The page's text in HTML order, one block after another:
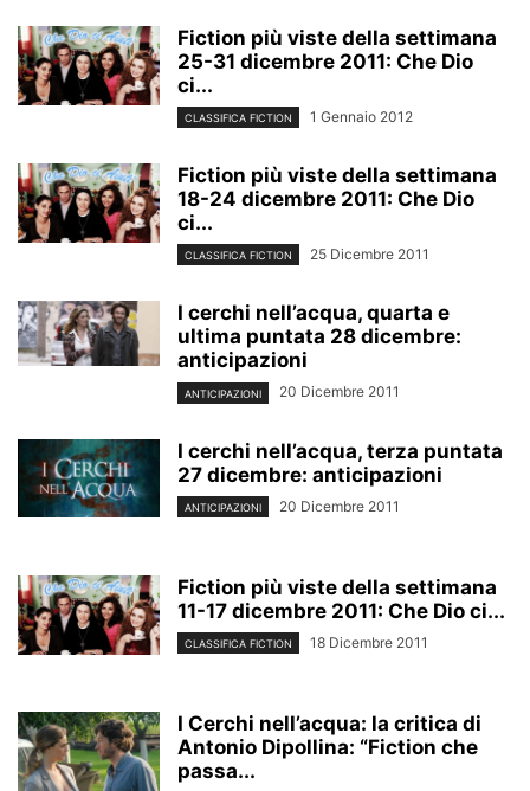
Fiction più viste della settimana
25-31 dicembre 2011: Che Dio
ci...
CLASSIFICA FICTION 1 Gennaio 2012
Fiction più viste della settimana
18-24 dicembre 2011: Che Dio
ci...
CLASSIFICA FICTION 25 Dicembre 2011
I cerchi nell’acqua, quarta e
ultima puntata 28 dicembre:
anticipazioni
ANTICIPAZIONI 20 Dicembre 2011
I cerchi nell’acqua, terza puntata
27 dicembre: anticipazioni
ANTICIPAZIONI 20 Dicembre 2011
Fiction più viste della settimana
11-17 dicembre 2011: Che Dio ci...
CLASSIFICA FICTION 18 Dicembre 2011
I Cerchi nell’acqua: la critica di
Antonio Dipollina: “Fiction che
passa...